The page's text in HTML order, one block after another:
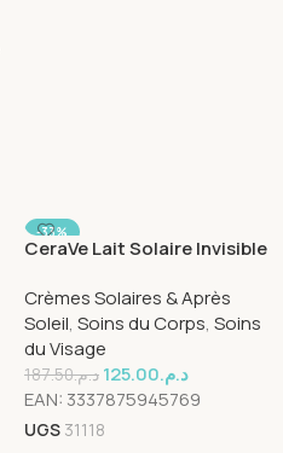
-33%
CeraVe Lait Solaire Invisible
Normale à Sèche |Peau
sensible | 75ml
Crèmes Solaires & Après
Soleil, Soins du Corps, Soins
du Visage
د.م.187.50 د.م.125.00
EAN: 3337875945769
UGS 31118